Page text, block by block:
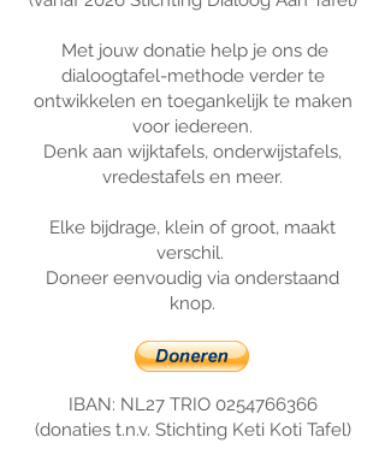
Met jouw donatie help je ons de
dialoogtafel-methode verder te
ontwikkelen en toegankelijk te maken
voor iedereen.
Denk aan wijktafels, onderwijstafels,
vredestafels en meer.
Elke bijdrage, klein of groot, maakt
verschil.
Doneer eenvoudig via onderstaand
knop.
IBAN: NL27 TRIO 0254766366
(donaties t.n.v. Stichting Keti Koti Tafel)